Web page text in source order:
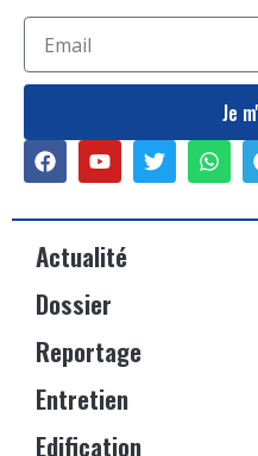
Je
Actualité
Dossier
Reportage
Entretien
Edification